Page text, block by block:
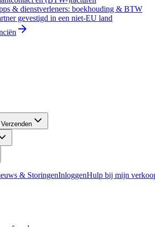
& dienstverleners: boekhouding & BTW
gevestigd in een niet-EU land
& StoringenInloggenHulp bij mijn